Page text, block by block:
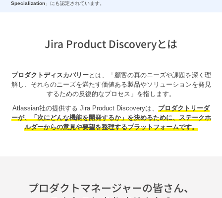
Specialization 」にも認定されています。
Jira Product Discoveryとは
プロダクトディスカバリーとは、「顧客の真のニーズや課題を深く理
解し、それらのニーズを満たす価値ある製品やソリューションを発見
するための反復的なプロセス」を指します。
Atlassian社の提供する Jira Product Discoveryは、 プロダクトリーダ
ーが、「次にどんな機能を開発するか」を決めるために、ステークホ
ルダーからの意見や要望を整理するプラットフォームです。
プロダクトマネージャーの皆さん、